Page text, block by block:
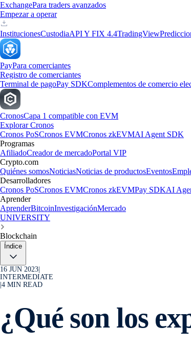
ExchangePara traders avanzados
Empezar a operar
InstitucionesCustodiaAPI Y FIX 4.4TradingView
PayPara comerciantes
Registro de comerciantes
Terminal de pagoPay SDKComplementos de comercio
CronosCapa 1 compatible con EVM
Explorar Cronos
Cronos PoSCronos EVMCronos zkEVMAI Agent SDK
Programas
AfiliadoCreador de mercadoPortal VIP
Crypto.com
Quiénes somosNoticiasNoticias de productosEventos
Desarrolladores
Cronos PoSCronos EVMCronos zkEVMPay SDKAI
Aprender
AprenderBitcoinInvestigaciónMercado
UNIVERSITY
Blockchain
Índice
16 JUN 2023
INTERMEDIATE
4 MIN READ
¿Qué son los